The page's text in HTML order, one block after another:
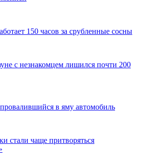
150 часов за срубленные сосны
с незнакомцем лишился почти 200
в яму автомобиль
стали чаще притворяться